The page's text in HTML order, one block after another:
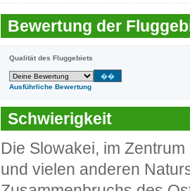
Bewertung der
Qualität des Fluggebiets
Ausführliche Bewertung
Schwierigkeit
Die Slowakei, im
und vielen anderen